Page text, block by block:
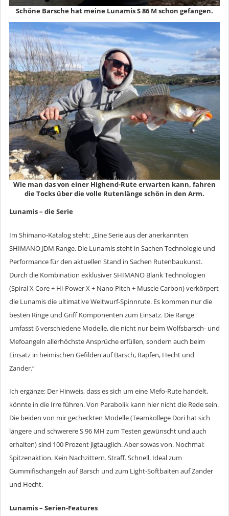
Schöne Barsche hat meine Lunamis S 86 M schon gefangen.
Wie man das von einer Highend-Rute erwarten kann, fahren
die Tocks über die volle Rutenlänge schön in den Arm.
Lunamis – die Serie
Im Shimano-Katalog steht: „Eine Serie aus der anerkannten
SHIMANO JDM Range. Die Lunamis steht in Sachen Technologie und
Performance für den aktuellen Stand in Sachen Rutenbaukunst.
Durch die Kombination exklusiver SHIMANO Blank Technologien
(Spiral X Core + Hi-Power X + Nano Pitch + Muscle Carbon) verkörpert
die Lunamis die ultimative Weitwurf-Spinnrute. Es kommen nur die
besten Ringe und Griff Komponenten zum Einsatz. Die Range
umfasst 6 verschiedene Modelle, die nicht nur beim Wolfsbarsch- und
Mefoangeln allerhöchste Ansprüche erfüllen, sondern auch beim
Einsatz in heimischen Gefilden auf Barsch, Rapfen, Hecht und
Zander.“
Ich ergänze: Der Hinweis, dass es sich um eine Mefo-Rute handelt,
könnte in die Irre führen. Von Parabolik kann hier nicht die Rede sein.
Die beiden von mir gecheckten Modelle (Teamkollege Dori hat sich
längere und schwerere S 96 MH zum Testen gewünscht und auch
erhalten) sind 100 Prozent jigtauglich. Aber sowas von. Nochmal:
Spitzenaktion. Kein Nachzittern. Straff. Schnell. Ideal zum
Gummifischangeln auf Barsch und zum Light-Softbaiten auf Zander
und Hecht.
Lunamis – Serien-Features